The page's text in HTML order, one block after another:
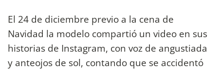
El 24 de diciembre previo a la cena de
Navidad la modelo compartió un video en sus
historias de Instagram, con voz de angustiada
y anteojos de sol, contando que se accidentó